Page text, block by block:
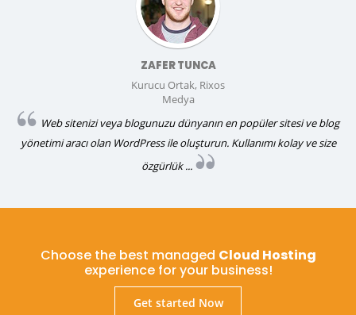
ZAFER TUNCA
Kurucu Ortak, Rixos
Medya
Web sitenizi veya blogunuzu dünyanın en popüler sitesi ve blog
yönetimi aracı olan WordPress ile oluşturun. Kullanımı kolay ve size
özgürlük ...
Choose the best managed Cloud Hosting
experience for your business!
Get started Now